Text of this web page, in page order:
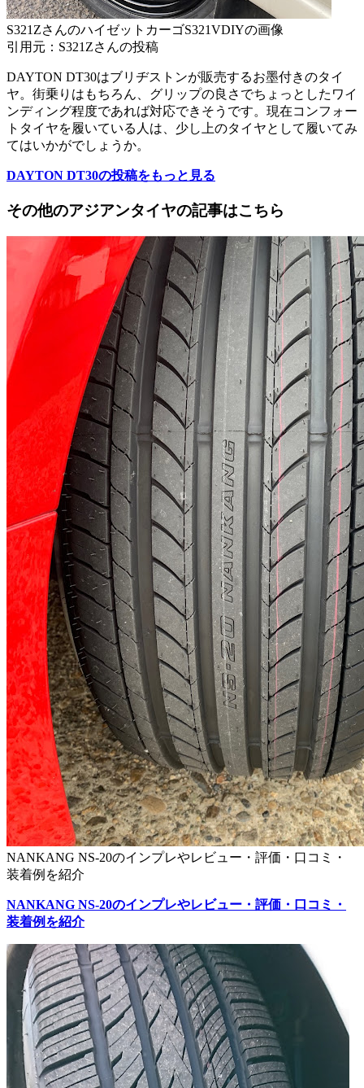
S321ZさんのハイゼットカーゴS321VDIYの画像
引用元：S321Zさんの投稿
DAYTON DT30はブリヂストンが販売するお墨付きのタイ
ヤ。街乗りはもちろん、グリップの良さでちょっとしたワイ
ンディング程度であれば対応できそうです。現在コンフォー
トタイヤを履いている人は、少し上のタイヤとして履いてみ
てはいかがでしょうか。
DAYTON DT30の投稿をもっと見る
その他のアジアンタイヤの記事はこちら
NANKANG NS-20のインプレやレビュー・評価・口コミ・
装着例を紹介
NANKANG NS-20のインプレやレビュー・評価・口コミ・
装着例を紹介